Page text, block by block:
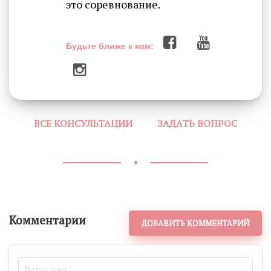
это соревнование.
Будьте ближе к нам:
ВСЕ КОНСУЛЬТАЦИИ ЗАДАТЬ ВОПРОС
♦
Комментарии ДОБАВИТЬ КОММЕНТАРИЙ